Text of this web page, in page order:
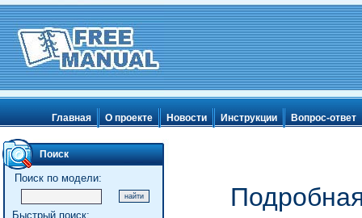
Главная О проекте Новости Инструкции Вопрос-ответ
Поиск
Поиск по модели:
Быстрый поиск: